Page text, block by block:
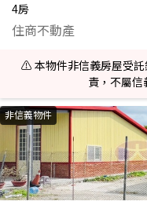
4房
住商不動產
⚠️ 本物件非信義房屋受託
責，不屬信
非信義物件